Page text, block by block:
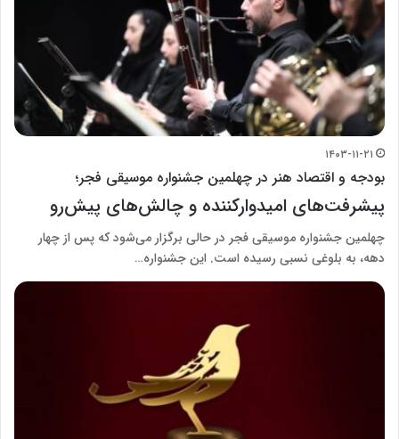
۱۴۰۳-۱۱-۲۱
بودجه و اقتصاد هنر در چهلمین جشنواره موسیقی فجر؛
پیشرفت‌های امیدوارکننده و چالش‌های پیش‌رو
چهلمین جشنواره موسیقی فجر در حالی برگزار می‌شود که پس از چهار
دهه، به بلوغی نسبی رسیده است. این جشنواره…